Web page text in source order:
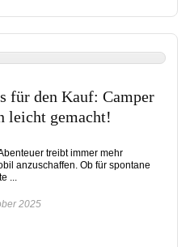
für den Kauf: Camper
leicht gemacht!
treibt immer mehr
anzuschaffen. Ob für spontane
...
2025